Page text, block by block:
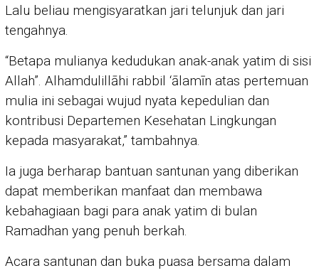
Lalu beliau mengisyaratkan jari telunjuk dan jari
tengahnya.
“Betapa mulianya kedudukan anak-anak yatim di sisi
Allah”. Alhamdulillāhi rabbil ‘ālamīn atas pertemuan
mulia ini sebagai wujud nyata kepedulian dan
kontribusi Departemen Kesehatan Lingkungan
kepada masyarakat,” tambahnya.
Ia juga berharap bantuan santunan yang diberikan
dapat memberikan manfaat dan membawa
kebahagiaan bagi para anak yatim di bulan
Ramadhan yang penuh berkah.
Acara santunan dan buka puasa bersama dalam